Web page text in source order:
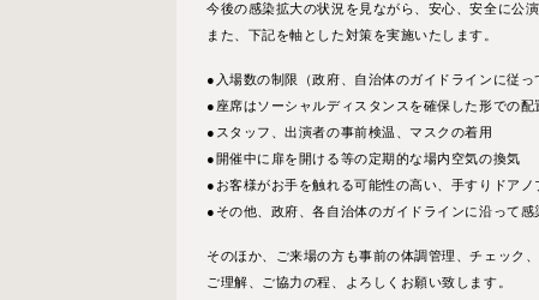
今後の感染拡⼤の状況を⾒ながら、安⼼、安全に公
また、下記を軸とした対策を実施いたします。
●⼊場数の制限（政府、⾃治体のガイドラインに従
●座席はソーシャルディスタンスを確保した形での配
●スタッフ、出演者の事前検温、マスクの着⽤
●開催中に扉を開ける等の定期的な場内空気の換気
●お客様がお⼿を触れる可能性の⾼い、⼿すりドア
●その他、政府、各⾃治体のガイドラインに沿って感
そのほか、ご来場の⽅も事前の体調管理、チェック
ご理解、ご協⼒の程、よろしくお願い致します。